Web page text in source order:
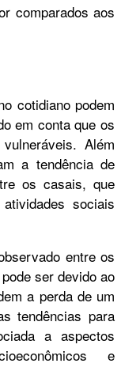
comparados aos
cotidiano podem
em conta que os
Além
a tendência de
os casais, que
sociais
entre os
ser devido ao
a perda de um
tendências para
a aspectos
e